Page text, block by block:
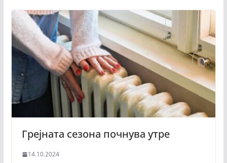
Грејната сезона почнува утре
14.10.2024